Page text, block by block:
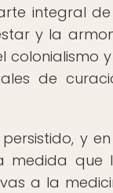
integral
y la
colonialismo
de
y
medida que
a la